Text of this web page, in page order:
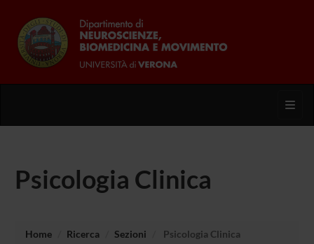
Psicologia Clinica
Home Ricerca Sezioni Psicologia Clinica